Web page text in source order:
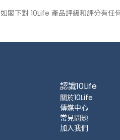
如閣下對 10Life 產品評級和評分有任
認識10Life
關於10Life
傳媒中心
常見問題
加入我們